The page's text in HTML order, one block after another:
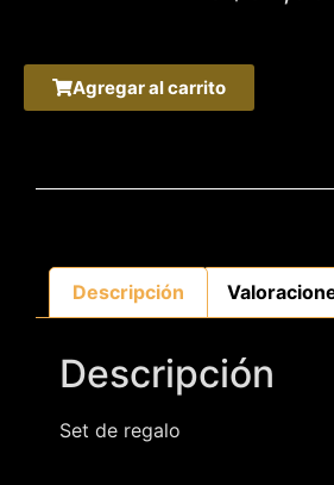
Agregar al carrito
Descripción
Descripción
Set de regalo